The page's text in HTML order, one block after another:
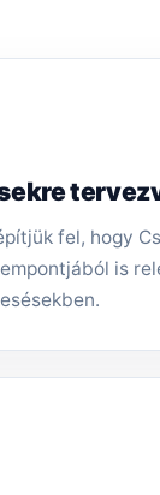
fel, hogy
is